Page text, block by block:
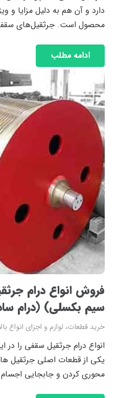
دارد و آن هم به دلیل مزایا و
محصول است. جرثقیل‌های
ادامه مطلب
فروش انواع درام
سیم بکسلی) (درام
خرید قطعات، لوازم و اجزای انواع
انواع درام جرثقیل سقفی را در
یکی از قطعات اصلی جرثقیل
محوری کردن و جابجایی اجسام